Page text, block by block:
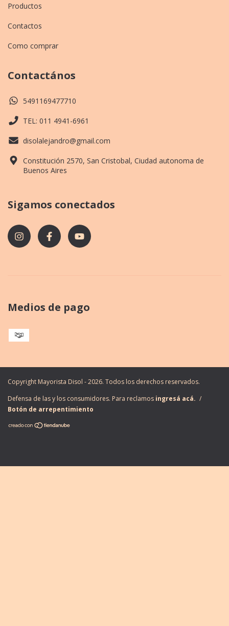
Productos
Contactos
Como comprar
Contactános
5491169477710
TEL: 011 4941-6961
disolalejandro@gmail.com
Constitución 2570, San Cristobal, Ciudad autonoma de
Buenos Aires
Sigamos conectados
Medios de pago
Copyright Mayorista Disol - 2026. Todos los derechos reservados.
Defensa de las y los consumidores. Para reclamos ingresá acá. /
Botón de arrepentimiento